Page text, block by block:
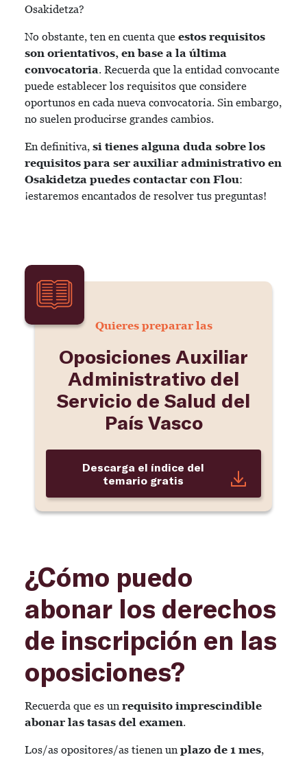
Osakidetza?
No obstante, ten en cuenta que estos requisitos
son orientativos, en base a la última
convocatoria. Recuerda que la entidad convocante
puede establecer los requisitos que considere
oportunos en cada nueva convocatoria. Sin embargo,
no suelen producirse grandes cambios.
En definitiva, si tienes alguna duda sobre los
requisitos para ser auxiliar administrativo en
Osakidetza puedes contactar con Flou:
¡estaremos encantados de resolver tus preguntas!
Quieres preparar las
Oposiciones Auxiliar
Administrativo del
Servicio de Salud del
País Vasco
Descarga el índice del
temario gratis
¿Cómo puedo
abonar los derechos
de inscripción en las
oposiciones?
Recuerda que es un requisito imprescindible
abonar las tasas del examen.
Los/as opositores/as tienen un plazo de 1 mes,